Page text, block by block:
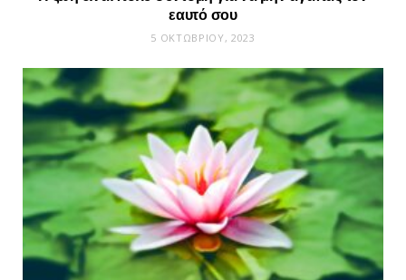
εαυτό σου
5 ΟΚΤΩΒΡΊΟΥ, 2023